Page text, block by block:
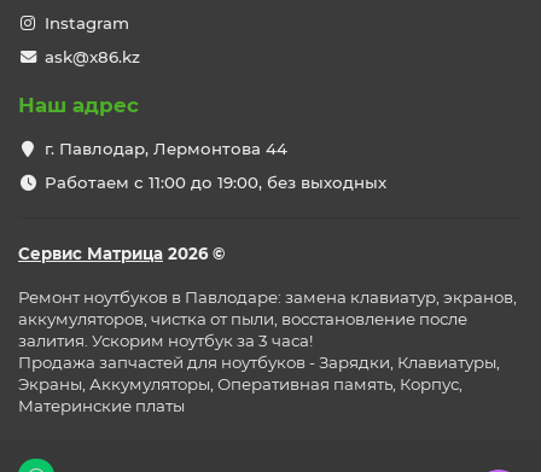
Instagram
ask@x86.kz
Наш адрес
г. Павлодар, Лермонтова 44
Работаем с 11:00 до 19:00, без выходных
Сервис Матрица 2026 ©
Ремонт ноутбуков в Павлодаре: замена клавиатур, экранов,
аккумуляторов, чистка от пыли, восстановление после
залития. Ускорим ноутбук за 3 часа!
Продажа запчастей для ноутбуков - Зарядки, Клавиатуры,
Экраны, Аккумуляторы, Оперативная память, Корпус,
Материнские платы